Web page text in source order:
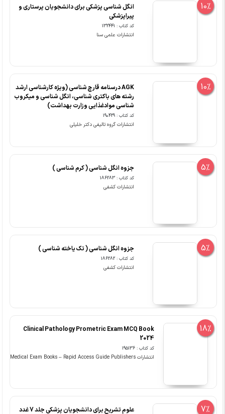
10%
انگل شناسی پزشکی برای دانشجویان پرستاری و
پیراپزشکی
کد کتاب : 132441
انتشارات علمی سنا
10%
AGK درسنامه قارچ شناسی (ویژه کارشناسی ارشد
رشته های باکتری شناسی، انگل شناسی و میکروب
شناسی موادغذایی وزارت بهداشت)
کد کتاب : 190429
انتشارات گروه تالیفی دکتر خلیلی
5% جزوه انگل شناسی ( کرم شناسی )
کد کتاب : 186283
انتشارات کشفی
5% جزوه انگل شناسی ( تک یاخته شناسی )
کد کتاب : 186282
انتشارات کشفی
18%
Clinical Pathology Prometric Exam MCQ Book
2024
کد کتاب : 195136
انتشارات Medical Exam Books – Rapid Access Guide Publishers
7% علوم تشریح برای دانشجویان پزشکی جلد 7 غدد